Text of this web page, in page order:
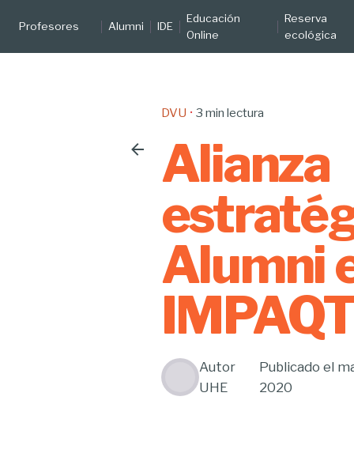
Profesores Alumni IDE
Educación
Online
Reserva
ecológica
DVU 3 min lectura
Alianza
Alumni
Autor
UHE
Publicado el
2020